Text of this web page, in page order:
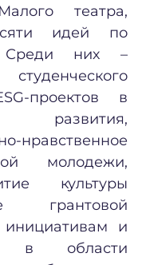
театра,
идей по
Среди них –
проектов в
развития,
нравственное
молодежи,
культуры
грантовой
и
в области